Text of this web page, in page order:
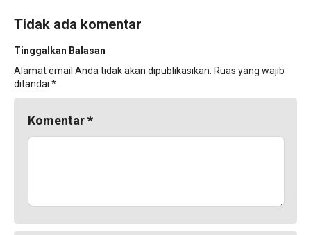
Tidak ada komentar
Tinggalkan Balasan
Alamat email Anda tidak akan dipublikasikan. Ruas yang wajib
ditandai *
Komentar*